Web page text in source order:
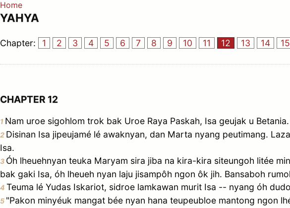
Home
YAHYA
Chapter: 1 2 3 4 5 6 7 8 9 10 11 12 13 14 15
CHAPTER 12
1 Nam uroe sigohlom trok bak Uroe Raya Paskah, Isa geujak u
2 Disinan Isa jipeujamé lé awaknyan, dan Marta nyang peutimang.
Isa.
3 Óh lheuehnyan teuka Maryam sira jiba na kira-kira siteungoh litée
bak gaki Isa, óh lheueh nyan laju jisampôh ngon ôk jih. Bansaboh
4 Teuma lé Yudas Iskariot, sidroe lamkawan murit Isa -- nyang óh
5 "Pakon minyéuk mangat bée nyan hana teupeubloe mantong ngon